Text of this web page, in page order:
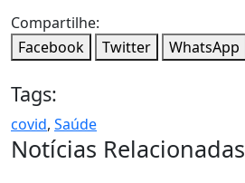
Compartilhe:
Facebook
Twitter WhatsApp
Tags:
covid, Saúde
Notícias Relacionadas